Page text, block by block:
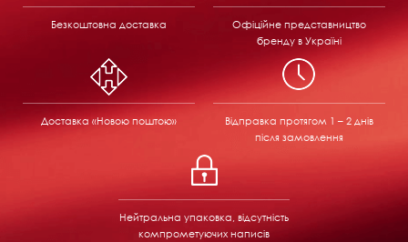
Безкоштовна доставка
Офіційне представництво
бренду в Україні
Доставка «Новою поштою» Відправка протягом 1 – 2 днів
після замовлення
Нейтральна упаковка, відсутність
компрометуючих написів